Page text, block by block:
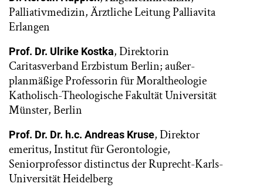
Palliativmedizin, Ärztliche Leitung Palliavita
Erlangen
Prof. Dr. Ulrike Kostka, Direktorin
Caritasverband Erzbistum Berlin; außer-
planmäßige Professorin für Moraltheologie
Katholisch-Theologische Fakultät Universität
Münster, Berlin
Prof. Dr. Dr. h.c. Andreas Kruse, Direktor
emeritus, Institut für Gerontologie,
Seniorprofessor distinctus der Ruprecht-Karls-
Universität Heidelberg